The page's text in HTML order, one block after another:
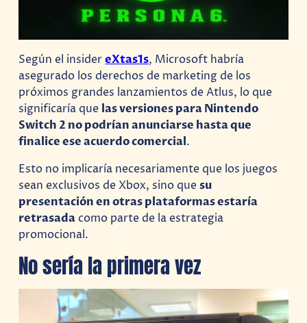
Según el insidereXtas1s, Microsoft habría
asegurado los derechos de marketing de los
próximos grandes lanzamientos de Atlus, lo que
significaría que las versiones para Nintendo
Switch 2 no podrían anunciarse hasta que
finalice ese acuerdo comercial.
Esto no implicaría necesariamente que los juegos
sean exclusivos de Xbox, sino quesu
presentación en otras plataformas estaría
retrasadacomo parte de la estrategia
promocional.
No sería la primera vez